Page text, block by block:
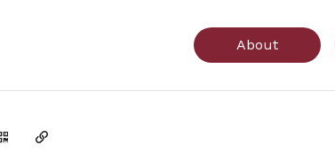
About
Genera il QR Code della scheda
Copia il permalink